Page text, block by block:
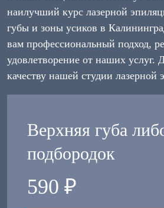
наилучший курс лазерной
губы и зоны усиков в
вам профессиональный подход,
удовлетворение от наших услуг.
качеству нашей студии лазерной
Верхняя губа
подбородок
590 ₽